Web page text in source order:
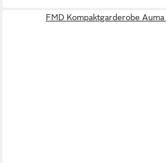
FMD Kompaktgarderobe